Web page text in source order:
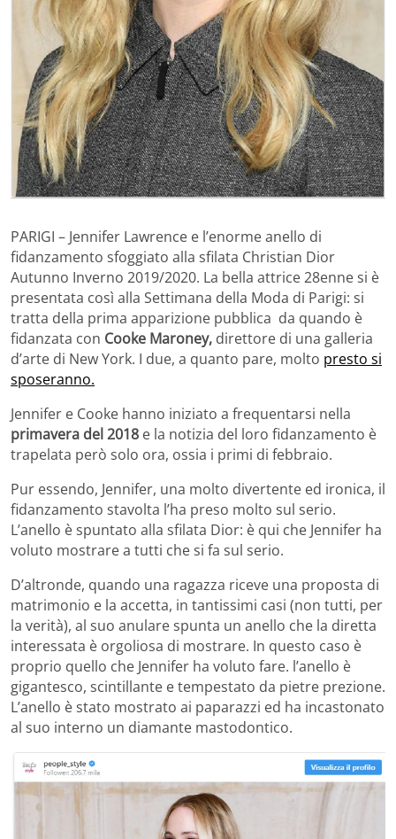
PARIGI – Jennifer Lawrence e l’enorme anello di
fidanzamento sfoggiato alla sfilata Christian Dior
Autunno Inverno 2019/2020. La bella attrice 28enne si è
presentata così alla Settimana della Moda di Parigi: si
tratta della prima apparizione pubblica da quando è
fidanzata con Cooke Maroney, direttore di una galleria
d’arte di New York. I due, a quanto pare, molto presto si
sposeranno.
Jennifer e Cooke hanno iniziato a frequentarsi nella
primavera del 2018 e la notizia del loro fidanzamento è
trapelata però solo ora, ossia i primi di febbraio.
Pur essendo, Jennifer, una molto divertente ed ironica, il
fidanzamento stavolta l’ha preso molto sul serio.
L’anello è spuntato alla sfilata Dior: è qui che Jennifer ha
voluto mostrare a tutti che si fa sul serio.
D’altronde, quando una ragazza riceve una proposta di
matrimonio e la accetta, in tantissimi casi (non tutti, per
la verità), al suo anulare spunta un anello che la diretta
interessata è orgoliosa di mostrare. In questo caso è
proprio quello che Jennifer ha voluto fare. l’anello è
gigantesco, scintillante e tempestato da pietre prezione.
L’anello è stato mostrato ai paparazzi ed ha incastonato
al suo interno un diamante mastodontico.